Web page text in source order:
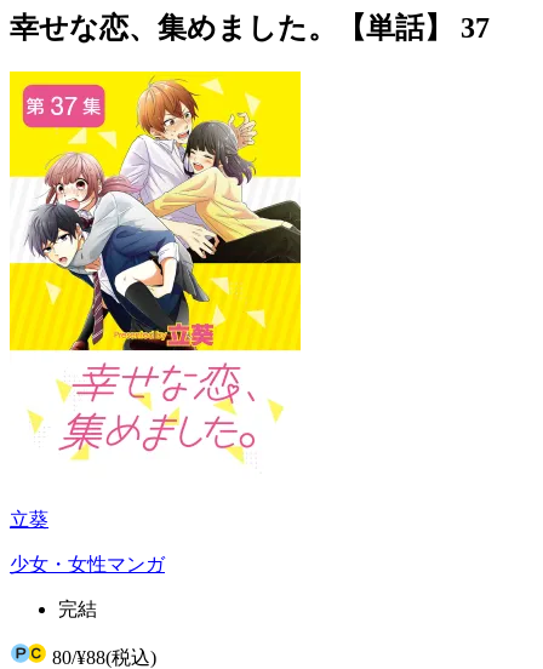
幸せな恋、集めました。【単話】 37
立葵
少女・女性マンガ
完結
80/¥88(税込)